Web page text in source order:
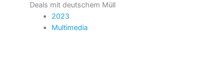
Deals mit deutschem Müll
2023
Multimedia